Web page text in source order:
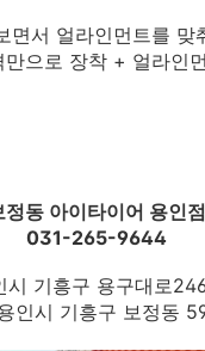
면서 얼라인먼트를 맞
으로 장착 + 얼라인
정동 아이타이어 용인점
031-265-9644
시 기흥구 용구대로
인시 기흥구 보정동